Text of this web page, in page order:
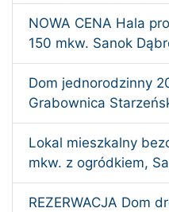
NOWA CENA Hala
150 mkw. Sanok
Dom jednorodzinny
Grabownica
Lokal mieszkalny
mkw. z ogródkiem,
REZERWACJA Dom